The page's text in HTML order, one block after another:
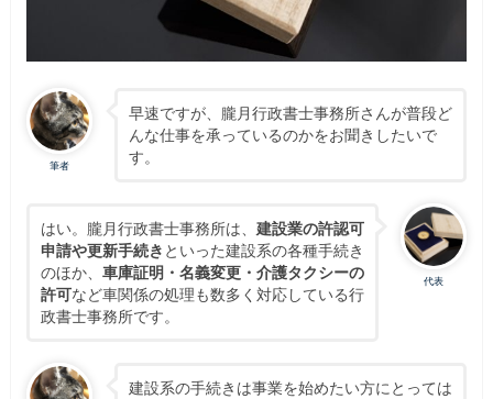
筆者
早速ですが、朧月行政書士事務所さんが普段ど
んな仕事を承っているのかをお聞きしたいで
す。
代表
はい。朧月行政書士事務所は、 建設業の許認可
申請や更新手続き といった建設系の各種手続き
のほか、 車庫証明・名義変更・介護タクシーの
許可など車関係の処理も数多く対応している行
政書士事務所です。
建設系の手続きは事業を始めたい方にとっては